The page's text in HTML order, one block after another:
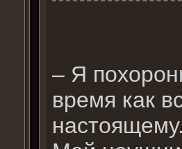
– Я
время как